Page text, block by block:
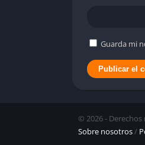
Guarda mi
© 2026 - Derechos
Sobre nosotros/